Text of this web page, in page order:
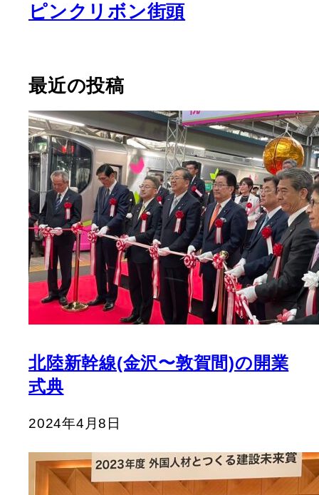
ピンクリボン街頭
最近の投稿
北陸新幹線(金沢〜敦賀間)の開業
式典
2024年4月8日